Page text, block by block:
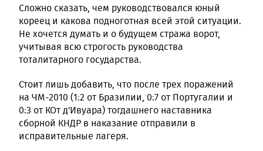
Сложно сказать, чем руководствовался юный
кореец и какова подноготная всей этой ситуации.
Не хочется думать и о будущем стража ворот,
учитывая всю строгость руководства
тоталитарного государства.
Стоит лишь добавить, что после трех поражений
на ЧМ-2010 (1:2 от Бразилии, 0:7 от Португалии и
0:3 от КОт д'Ивуара) тогдашнего наставника
сборной КНДР в наказание отправили в
исправительные лагеря.